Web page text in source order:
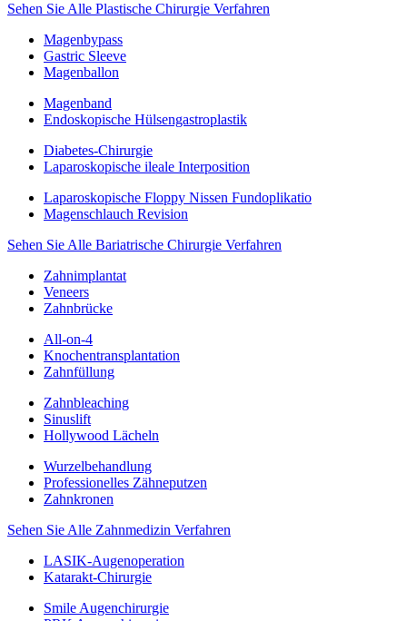
Sehen Sie Alle Plastische Chirurgie Verfahren
Magenbypass
Gastric Sleeve
Magenballon
Magenband
Endoskopische Hülsengastroplastik
Diabetes-Chirurgie
Laparoskopische ileale Interposition
Laparoskopische Floppy Nissen Fundoplikatio
Magenschlauch Revision
Sehen Sie Alle Bariatrische Chirurgie Verfahren
Zahnimplantat
Veneers
Zahnbrücke
All-on-4
Knochentransplantation
Zahnfüllung
Zahnbleaching
Sinuslift
Hollywood Lächeln
Wurzelbehandlung
Professionelles Zähneputzen
Zahnkronen
Sehen Sie Alle Zahnmedizin Verfahren
LASIK-Augenoperation
Katarakt-Chirurgie
Smile Augenchirurgie